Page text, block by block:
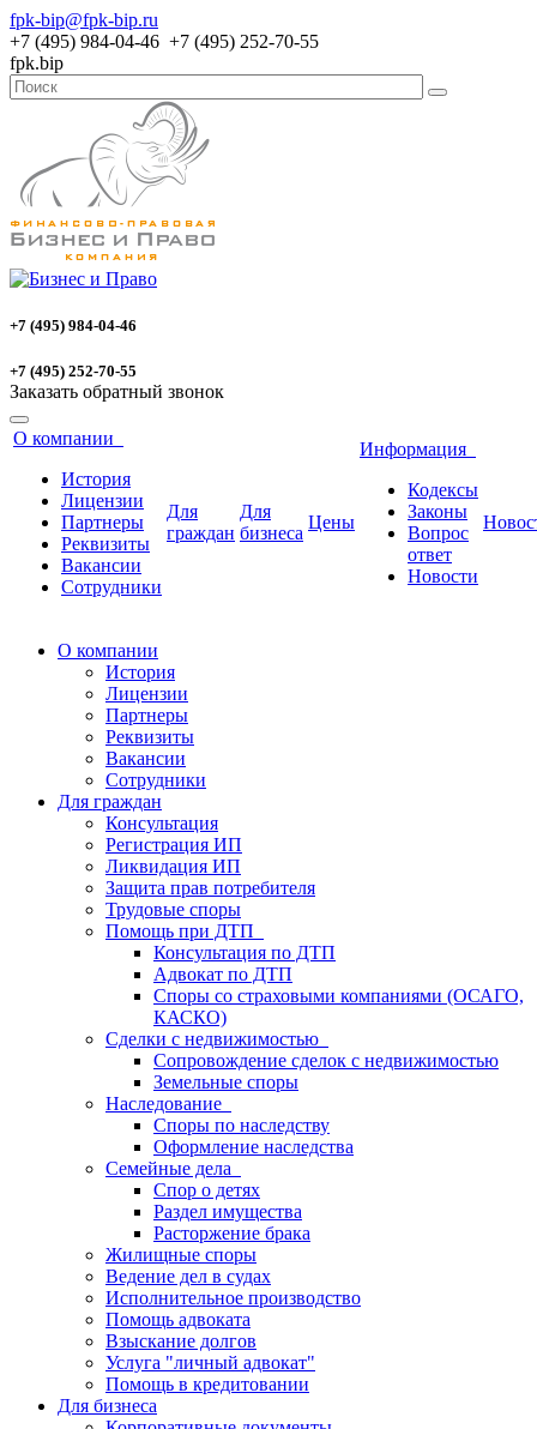
fpk-bip@fpk-bip.ru
+7 (495) 984-04-46 +7 (495) 252-70-55
fpk.bip
+7 (495) 984-04-46
+7 (495) 252-70-55
Заказать обратный звонок
О компании
История
Лицензии
Партнеры
Реквизиты
Вакансии
Сотрудники
Для
граждан
Для
бизнеса
Цены
Информация
Кодексы
Законы
Вопрос
ответ
Новости
О компании
История
Лицензии
Партнеры
Реквизиты
Вакансии
Сотрудники
Для граждан
Консультация
Регистрация ИП
Ликвидация ИП
Защита прав потребителя
Трудовые споры
Помощь при ДТП
Консультация по ДТП
Адвокат по ДТП
Споры со страховыми компаниями (ОСАГО,
КАСКО)
Сделки с недвижимостью
Сопровождение сделок с недвижимостью
Земельные споры
Наследование
Споры по наследству
Оформление наследства
Семейные дела
Спор о детях
Раздел имущества
Расторжение брака
Жилищные споры
Ведение дел в судах
Исполнительное производство
Помощь адвоката
Взыскание долгов
Услуга "личный адвокат"
Помощь в кредитовании
Для бизнеса